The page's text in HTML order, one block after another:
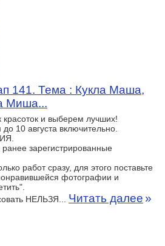
141. Тема : Кукла Маша,
Миша...
и выберем лучших!
10 августа включительно.
ранее зарегистрированные
работ сразу, для этого поставьте
фотографии и
НЕЛЬЗЯ... Читать далее »